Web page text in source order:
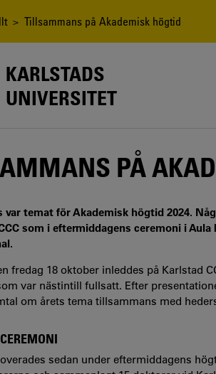
> Tillsammans på Akademisk högtid
KARLSTADS
UNIVERSITET
PÅ
var temat för Akademisk högtid 2024.
som i eftermiddagens ceremoni i
fredag 18 oktober inleddes på Karlstad
var nästintill fullsatt. Efter
om årets tema tillsammans med
sedan under eftermiddagens